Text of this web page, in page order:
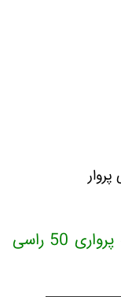
خلاصه گزارش طرح توجیهی گوساله پرواری 50 راسی